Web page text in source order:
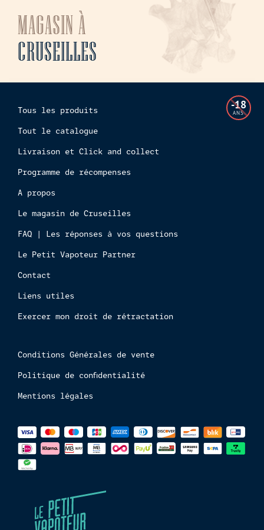
MAGASIN À
CRUSEILLES
Tous les produits
Tout le catalogue
Livraison et Click and collect
Programme de récompenses
A propos
Le magasin de Cruseilles
FAQ | Les réponses à vos questions
Le Petit Vapoteur Partner
Contact
Liens utiles
Exercer mon droit de rétractation
Conditions Générales de vente
Politique de confidentialité
Mentions légales
Méthodes
de
paiements
L'accès
à
-18
ANS